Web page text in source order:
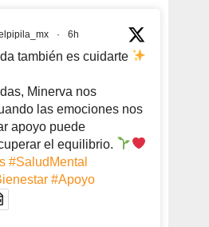
· 6h
también es cuidarte
Minerva nos
las emociones nos
apoyo puede
el equilibrio.
#SaludMental
#Apoyo